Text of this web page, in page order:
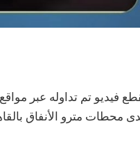
تم تداوله عبر
مترو الأنفاق